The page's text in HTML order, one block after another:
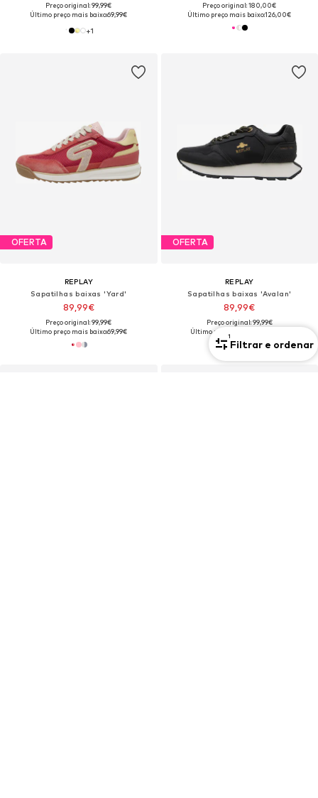
Preço original: 99,99€
Último preço mais baixo:69,99€
+1
Preço original: 180,00€
Último preço mais baixo:126,00€
OFERTA
REPLAY
Sapatilhas baixas 'Yard'
89,99€
Preço original: 99,99€
Último preço mais baixo:69,99€
OFERTA
REPLAY
Sapatilhas baixas 'Avalan'
89,99€
Preço original: 99,99€
Último preço mais baixo:
1
Filtrar e ordenar